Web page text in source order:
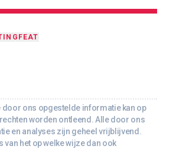
FEAT
door ons opgestelde informatie kan op
worden ontleend. Alle door ons
en analyses zijn geheel vrijblijvend.
van het op welke wijze dan ook